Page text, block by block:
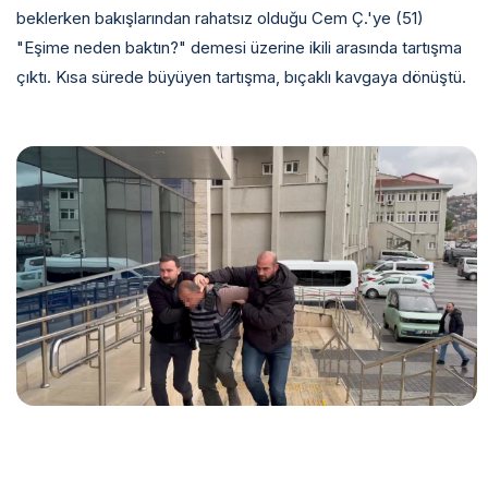
beklerken bakışlarından rahatsız olduğu Cem Ç.'ye (51)
"Eşime neden baktın?" demesi üzerine ikili arasında tartışma
çıktı. Kısa sürede büyüyen tartışma, bıçaklı kavgaya dönüştü.